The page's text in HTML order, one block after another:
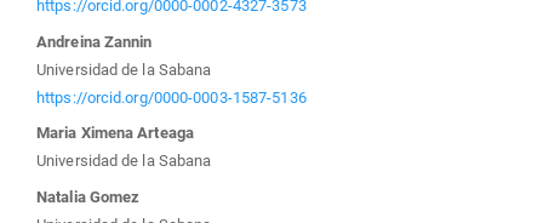
https://orcid.org/0000-0002-4327-3573
Andreina Zannin
Universidad de la Sabana
https://orcid.org/0000-0003-1587-5136
Maria Ximena Arteaga
Universidad de la Sabana
Natalia Gomez